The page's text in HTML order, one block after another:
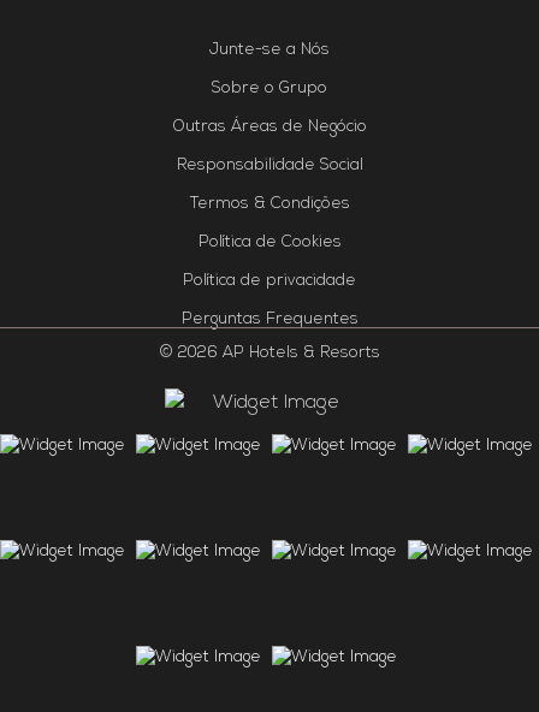
Junte-se a Nós
Sobre o Grupo
Outras Áreas de Negócio
Responsabilidade Social
Termos & Condições
Política de Cookies
Política de privacidade
Perguntas Frequentes
© 2026 AP Hotels & Resorts